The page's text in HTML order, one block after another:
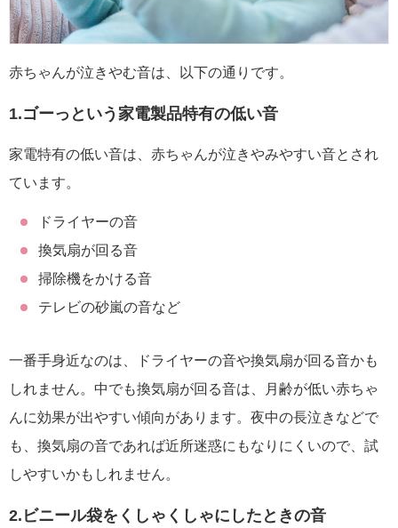
赤ちゃんが泣きやむ音は、以下の通りです。
1.ゴーっという家電製品特有の低い音
家電特有の低い音は、赤ちゃんが泣きやみやすい音とされ
ています。
ドライヤーの音
換気扇が回る音
掃除機をかける音
テレビの砂嵐の音など
一番手身近なのは、ドライヤーの音や換気扇が回る音かも
しれません。中でも換気扇が回る音は、月齢が低い赤ちゃ
んに効果が出やすい傾向があります。夜中の長泣きなどで
も、換気扇の音であれば近所迷惑にもなりにくいので、試
しやすいかもしれません。
2.ビニール袋をくしゃくしゃにしたときの音